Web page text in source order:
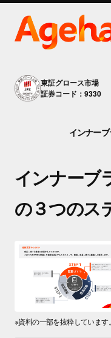
東証グロース市場
証券コード：9330
インナーブ
の３つのス
※資料の一部を抜粋しています。